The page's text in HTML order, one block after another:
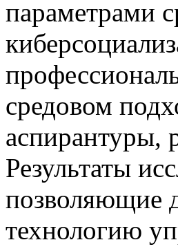
параметрами
средовом
аспирантуры,
Результаты
позволяющие
технологию